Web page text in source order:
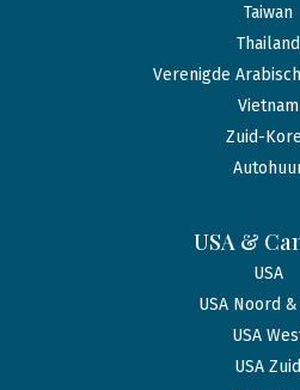
Taiwan
Thailand
Verenigde
Vietnam
Zuid-
USA &
USA
USA Noord
USA
USA Zuid